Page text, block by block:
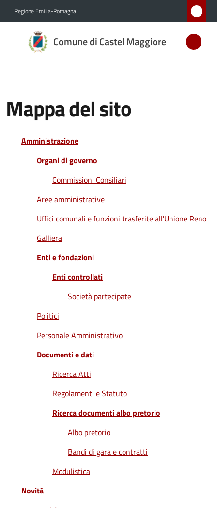
Regione Emilia-Romagna
Comune di Castel Maggiore
Comune
di Castel
CIVILE
Maggiore
Amministrazione
Mappa del sito
Amministrazione
Organi di governo
Commissioni Consiliari
Aree amministrative
Uffici comunali e funzioni trasferite all'Unione Reno
Galliera
Enti e fondazioni
Enti controllati
Società partecipate
Politici
Personale Amministrativo
Documenti e dati
Ricerca Atti
Regolamenti e Statuto
Ricerca documenti albo pretorio
Albo pretorio
Bandi di gara e contratti
Modulistica
Novità